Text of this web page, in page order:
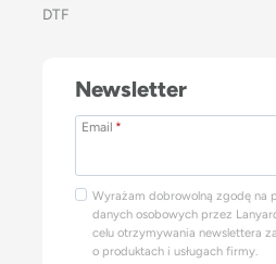
DTF
Newsletter
Email *
Wyrażam dobrowolną zgodę na
danych osobowych przez
celu otrzymywania newslettera
o produktach i usługach firmy.